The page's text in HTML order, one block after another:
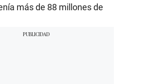
más de 88 millones de